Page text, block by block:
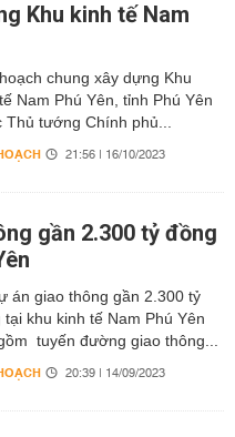
Khu kinh tế Nam
chung xây dựng Khu
Nam Phú Yên, tỉnh Phú Yên
Thủ tướng Chính phủ...
21:56 | 16/10/2023
gần 2.300 tỷ đồng
án giao thông gần 2.300 tỷ
tại khu kinh tế Nam Phú Yên
tuyến đường giao thông...
20:39 | 14/09/2023